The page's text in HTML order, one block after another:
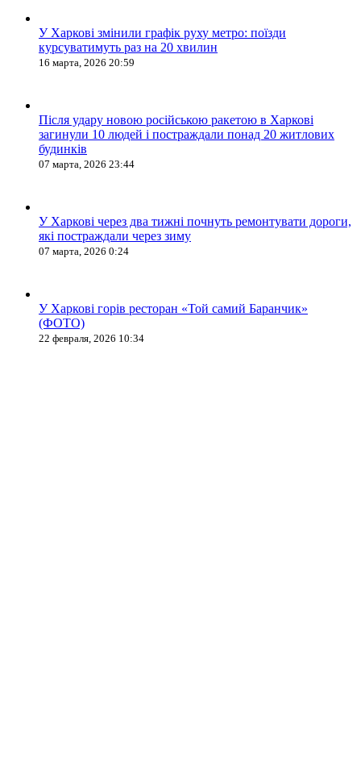
У Харкові змінили графік руху метро: поїзди
курсуватимуть раз на 20 хвилин
16 марта, 2026 20:59
Після удару новою російською ракетою в Харкові
загинули 10 людей і постраждали понад 20 житлових
будинків
07 марта, 2026 23:44
У Харкові через два тижні почнуть ремонтувати дороги,
які постраждали через зиму
07 марта, 2026 0:24
У Харкові горів ресторан «Той самий Баранчик»
(ФОТО)
22 февраля, 2026 10:34